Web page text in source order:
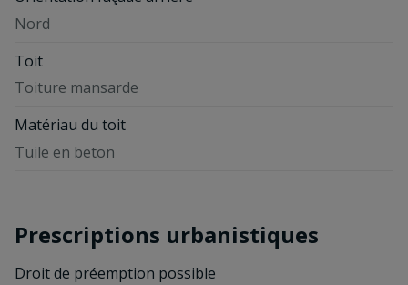
Nord
Toit
Toiture mansarde
Matériau du toit
Tuile en beton
Prescriptions urbanistiques
Droit de préemption possible